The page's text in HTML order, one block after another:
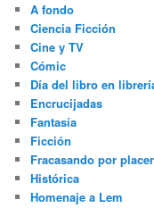
A fondo
Ciencia Ficción
Cine y TV
Cómic
Día del libro en
Encrucijadas
Fantasía
Ficción
Fracasando por placer
Histórica
Homenaje a Lem